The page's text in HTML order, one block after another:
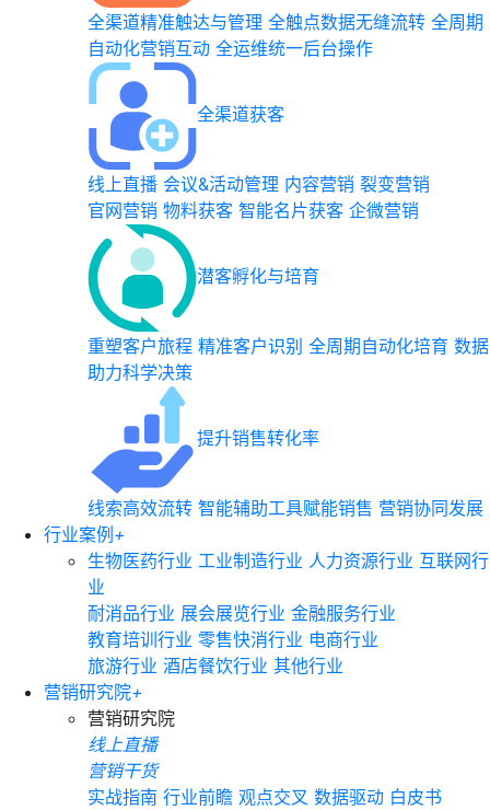
全渠道精准触达与管理 全触点数据无缝流转 全周期
自动化营销互动 全运维统一后台操作
全渠道获客
线上直播 会议&活动管理 内容营销 裂变营销
官网营销 物料获客 智能名片获客 企微营销
潜客孵化与培育
重塑客户旅程 精准客户识别 全周期自动化培育 数据
助力科学决策
提升销售转化率
线索高效流转 智能辅助工具赋能销售 营销协同发展
行业案例 +
生物医药行业 工业制造行业 人力资源行业 互联网行
业
耐消品行业 展会展览行业 金融服务行业
教育培训行业 零售快消行业 电商行业
旅游行业 酒店餐饮行业 其他行业
营销研究院+
营销研究院
线上直播
营销干货
实战指南 行业前瞻 观点交叉 数据驱动 白皮书